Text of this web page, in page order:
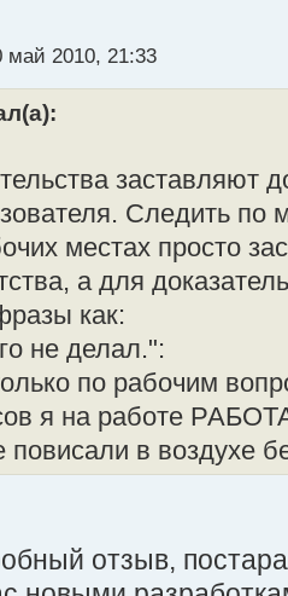
май 2010, 21:33
заставляют
Следить по
местах просто
а для
как:
не делал.":
по рабочим
я на работе
в воздухе
отзыв,